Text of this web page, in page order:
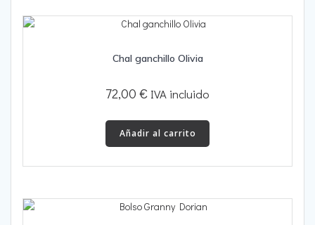
Chal ganchillo Olivia
72,00 € IVA incluido
Añadir al carrito